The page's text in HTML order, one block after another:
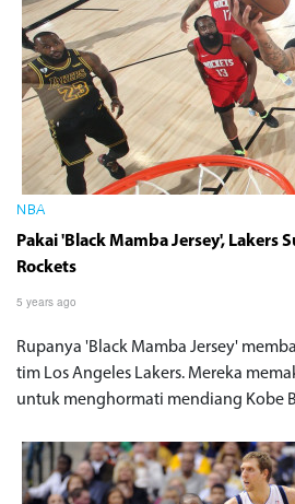
NBA
Pakai 'Black Mamba Jersey', Lakers
Rockets
5 years ago
Rupanya 'Black Mamba Jersey'
tim Los Angeles Lakers. Mereka
untuk menghormati mendiang Kobe